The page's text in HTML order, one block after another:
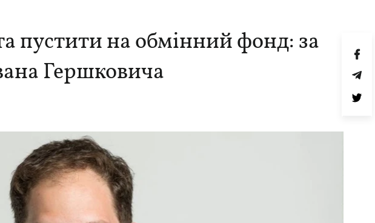
пустити на обмінний фонд: за
Гершковича